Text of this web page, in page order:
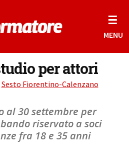
☰
MENU
per attori
Sesto Fiorentino-Calenzano
al 30 settembre per
riservato a soci
fra 18 e 35 anni